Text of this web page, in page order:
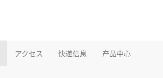
アクセス 快递信息 产品中心